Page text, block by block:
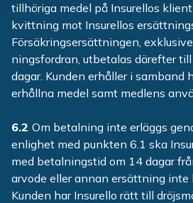
tillhöriga medel på Insurellos
kvittning mot Insurellos
Försäkringsersättningen,
ningsfordran, utbetalas därefter
dagar. Kunden erhåller i samband
erhållna medel samt medlens
6.2 Om betalning inte erläggs
enlighet med punkten 6.1 ska
med betalningstid om 14 dagar
arvode eller annan ersättning inte
Kunden har Insurello rätt till